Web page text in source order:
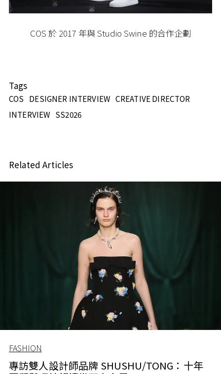
COS 於 2017 年與 Studio Swine 的合作企劃
Tags
COS DESIGNER INTERVIEW CREATIVE DIRECTOR
INTERVIEW SS2026
Related Articles
FASHION
專訪雙人設計師品牌 SHUSHU/TONG：十年